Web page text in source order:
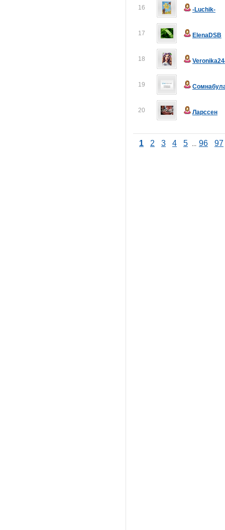
16 -Luchik-
17 ElenaDSB
18
19
20 Ларссен
1 2 3 4 5 ... 96 97